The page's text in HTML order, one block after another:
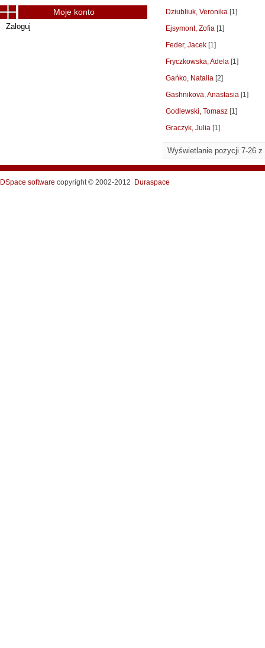
Dziubliuk, Veronika [1]
Ejsymont, Zofia [1]
Feder, Jacek [1]
Fryczkowska, Adela [1]
Gańko, Natalia [2]
Gashnikova, Anastasia [1]
Godlewski, Tomasz [1]
Graczyk, Julia [1]
Wyświetlanie pozycji 7-26 z
Moje konto
Zaloguj
DSpace software copyright © 2002-2012 Duraspace